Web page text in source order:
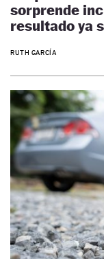
sorprende
resultado ya
RUTH GARCÍA